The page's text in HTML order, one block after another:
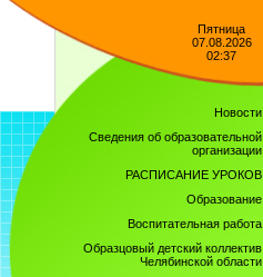
Пятница
07.08.2026
02:37
Новости
Сведения об образовательной
организации
РАСПИСАНИЕ УРОКОВ
Образование
Воспитательная работа
Образцовый детский коллектив
Челябинской области